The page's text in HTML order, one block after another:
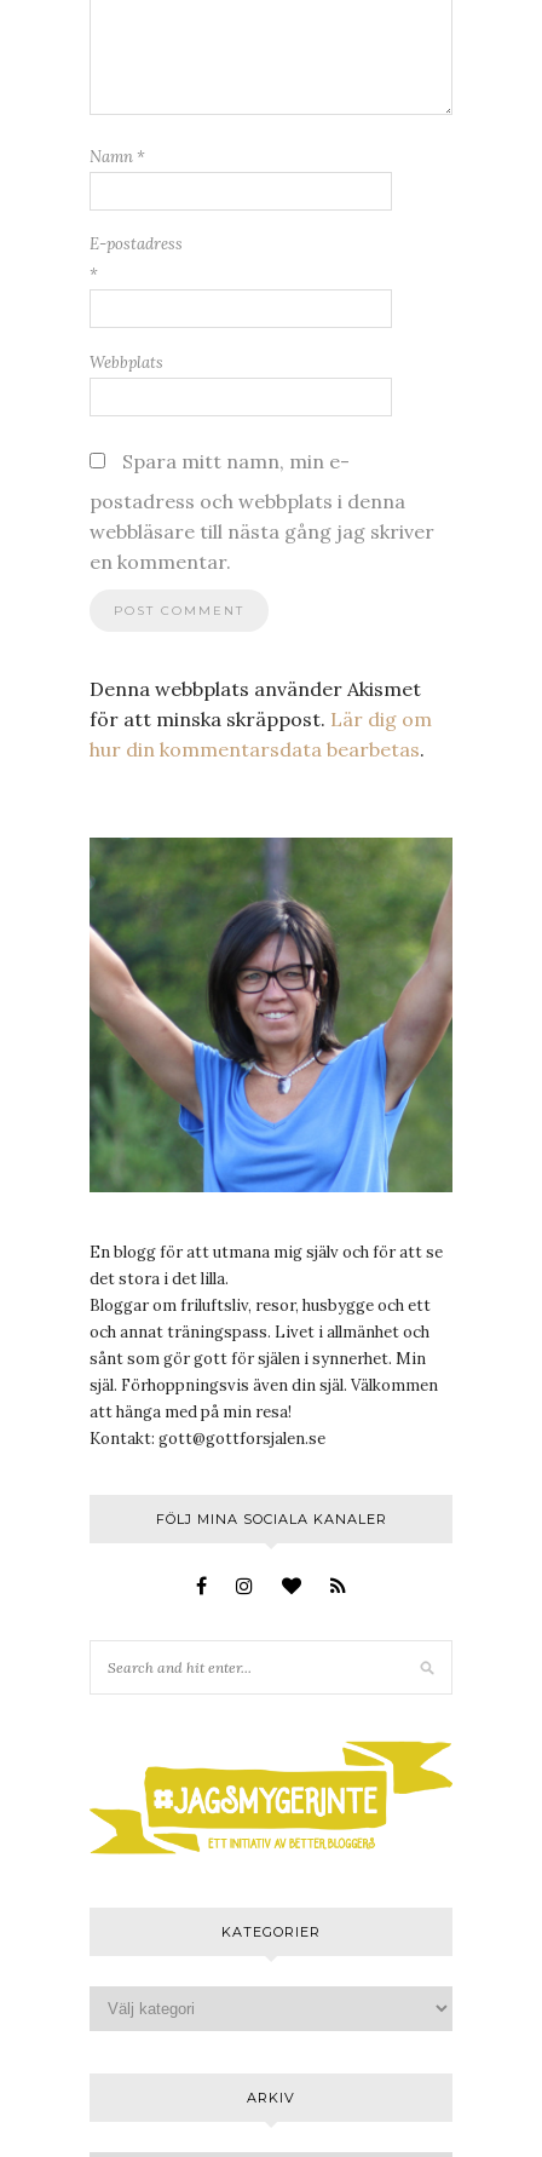
Namn *
E-postadress
*
Webbplats
Spara mitt namn, min e-
postadress och webbplats i denna
webbläsare till nästa gång jag skriver
en kommentar.
Denna webbplats använder Akismet
för att minska skräppost. Lär dig om
hur din kommentarsdata bearbetas.
En blogg för att utmana mig själv och för att se
det stora i det lilla.
Bloggar om friluftsliv, resor, husbygge och ett
och annat träningspass. Livet i allmänhet och
sånt som gör gott för själen i synnerhet. Min
själ. Förhoppningsvis även din själ. Välkommen
att hänga med på min resa!
Kontakt: gott@gottforsjalen.se
FÖLJ MINA SOCIALA KANALER
KATEGORIER
ARKIV